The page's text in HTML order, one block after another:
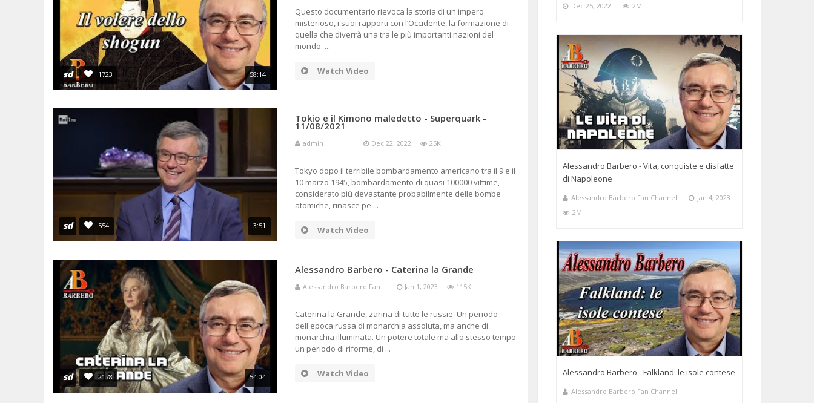
sd 1723 58:14
Questo documentario rievoca la storia di un impero
misterioso, i suoi rapporti con l’Occidente, la formazione di
quella che diverrà una tra le più importanti nazioni del
mondo. ...
Watch Video
sd 554 3:51
Tokio e il Kimono maledetto - Superquark -
11/08/2021
admin Dec 22, 2022 25K
Tokyo dopo il terribile bombardamento americano tra il 9 e il
10 marzo 1945, bombardamento di quasi 100000 vittime,
considerato più devastante probabilmente delle bombe
atomiche, rinasce pe ...
Watch Video
sd 2178 54:04
Alessandro Barbero - Caterina la Grande
Alessandro Barbero Fan ... Jan 1, 2023 115K
Caterina la Grande, zarina di tutte le russie. Un periodo
dell'epoca russa di monarchia assoluta, ma anche di
monarchia illuminata. Un potere totale ma allo stesso tempo
un periodo di riforme, di ...
Watch Video
Dec 25, 2022
2M
Alessandro Barbero - Vita, conquiste e disfatte
di Napoleone
Alessandro Barbero Fan Channel
Jan 4, 2023
2M
Alessandro Barbero - Falkland: le isole contese
Alessandro Barbero Fan Channel